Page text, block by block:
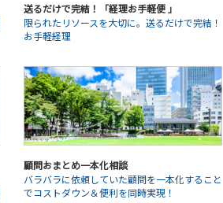
送るだけで完結！「経理お手軽便 」
限られたリソースを大切に。送るだけで完結！
お手軽経理
顧問おまとめ一本化相談
バラバラに依頼していた顧問を一本化すること
でコストダウン＆便利を同時実現！